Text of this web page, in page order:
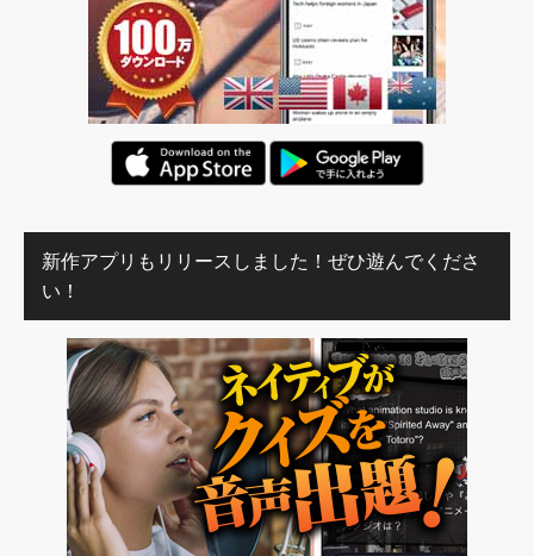
新作アプリもリリースしました！ぜひ遊んでくださ
い！